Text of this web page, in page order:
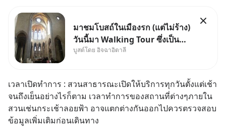
มาชมโบสถ์ในเมืองรก (แต่ไม่ร้าง)
วันนี้มา Walking Tour ซึ่งเป็น
กิจกรรมสุดแสนจะโปรดปรานของ
บูสต์โดย อิจฉาอิตาลี
เวลาเปิดทำการ : สวนสาธารณะเปิดให้บริการทุกวันตั้งแต่เช้า
จนถึงเย็นอย่างไรก็ตาม เวลาทำการของสถานที่ต่างๆภายใน
สวนเช่นกระเช้าลอยฟ้า อาจแตกต่างกันออกไปควรตรวจสอบ
ข้อมูลเพิ่มเติมก่อนเดินทาง